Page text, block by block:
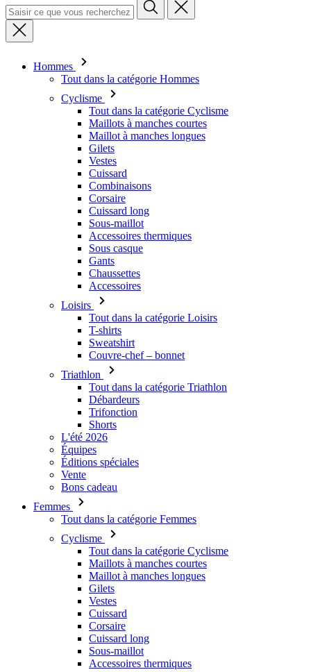
Hommes
Tout dans la catégorie Hommes
Maillot à manches longues
Gilets
Vestes
Cuissard
Combinaisons
Corsaire
Cuissard long
Sous-maillot
Accessoires thermiques
Sous casque
Gants
Chaussettes
Accessoires
Loisirs
Tout dans la catégorie Loisirs
T-shirts
Sweatshirt
Couvre-chef – bonnet
Triathlon
Tout dans la catégorie Triathlon
Débardeurs
Trifonction
Shorts
L'été 2026
Équipes
Éditions spéciales
Vente
Bons cadeau
Femmes
Tout dans la catégorie Femmes
Cyclisme
Tout dans la catégorie Cyclisme
Maillot à manches longues
Gilets
Vestes
Cuissard
Corsaire
Cuissard long
Sous-maillot
Accessoires thermiques
Sous casque
Gants
Chaussettes
Accessoires